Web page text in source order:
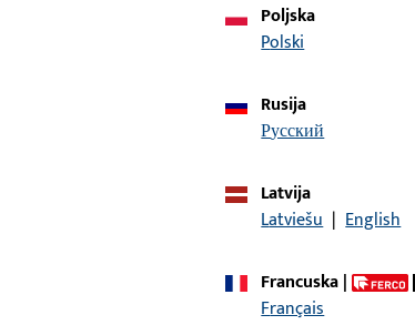
Pokrivna kapa, Materijal profila Aluminij, Holz,
ukupna visina / dubina 16 mm, ukupna duljina
Pokrivna kapa, Materijal profila Aluminij, Holz,
ukupna visina / dubina 16 mm, ukupna duljina
Poljska
Polski
Rusija
русский
Latvija
Latviešu | English
Francuska|
Français